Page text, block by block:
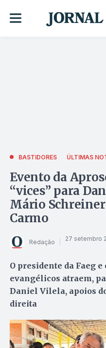
BASTIDORES ÚLTIMAS
Evento da
“vices” para
Mário
Carmo
Redação 27 setembro
O presidente da Faeg
evangélicos atraem,
Daniel Vilela, apoios
direita